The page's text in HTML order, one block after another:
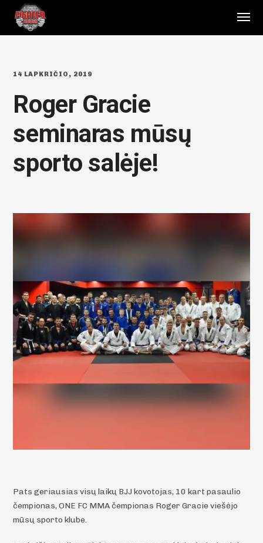
14 LAPKRIČIO, 2019
Roger Gracie
seminaras mūsų
sporto salėje!
Pats geriausias visų laikų BJJ kovotojas, 10 kart pasaulio
čempionas, ONE FC MMA čempionas Roger Gracie viešėjo
mūsų sporto klube.